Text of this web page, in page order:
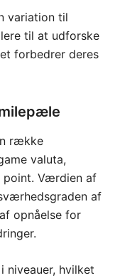
variation til
til at udforske
forbedrer deres
række
valuta,
point. Værdien af
af
opnåelse for
niveauer, hvilket